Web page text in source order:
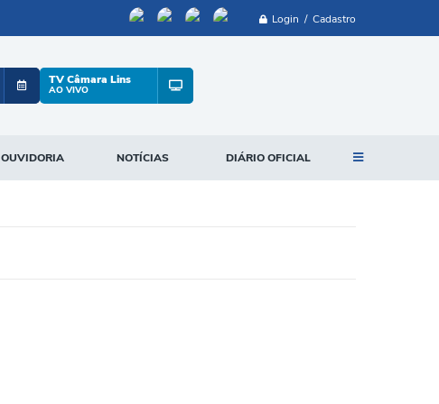
Login / Cadastro
TV Câmara Lins
AO VIVO
OUVIDORIA NOTÍCIAS DIÁRIO OFICIAL